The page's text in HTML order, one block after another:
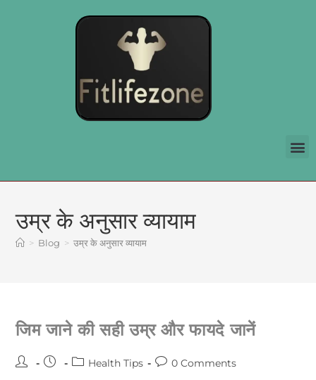
उम्र के अनुसार व्यायाम
> Blog > उम्र के अनुसार व्यायाम
जिम जाने की सही उम्र और फायदे जानें
Health Tips 0 Comments